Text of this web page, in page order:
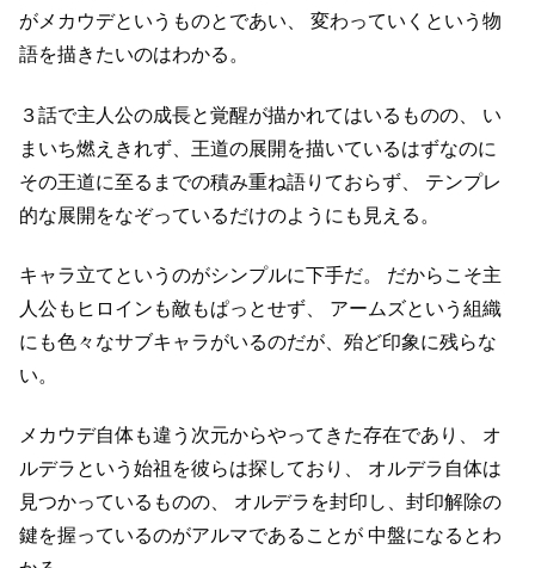
がメカウデというものとであい、
変わっていくという物
語を描きたいのはわかる。
３話で主人公の成長と覚醒が描かれてはいるものの、
い
まいち燃えきれず、王道の展開を描いているはずなのに
その王道に至るまでの積み重ね語りておらず、
テンプレ
的な展開をなぞっているだけのようにも見える。
キャラ立てというのがシンプルに下手だ。
だからこそ主
人公もヒロインも敵もぱっとせず、
アームズという組織
にも色々なサブキャラがいるのだが、殆ど印象に残らな
い。
メカウデ自体も違う次元からやってきた存在であり、
オ
ルデラという始祖を彼らは探しており、
オルデラ自体は
見つかっているものの、
オルデラを封印し、封印解除の
鍵を握っているのがアルマであることが 中盤になるとわ